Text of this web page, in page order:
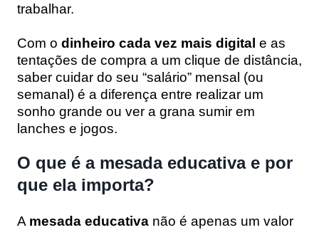
trabalhar.
Com o dinheiro cada vez mais digital e as
tentações de compra a um clique de distância,
saber cuidar do seu “salário” mensal (ou
semanal) é a diferença entre realizar um
sonho grande ou ver a grana sumir em
lanches e jogos.
O que é a mesada educativa e por
que ela importa?
A mesada educativa não é apenas um valor